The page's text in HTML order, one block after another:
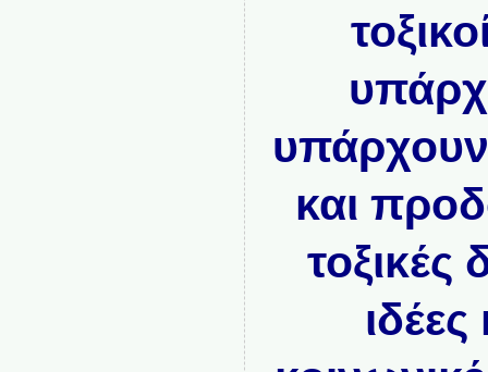
υπάρχουν
και
τοξικές
ιδέες